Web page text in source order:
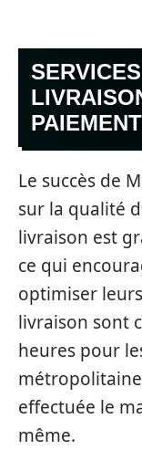
Le succès de
sur la qualité
livraison est
ce qui
optimiser
livraison sont
heures pour
effectuée le
même.